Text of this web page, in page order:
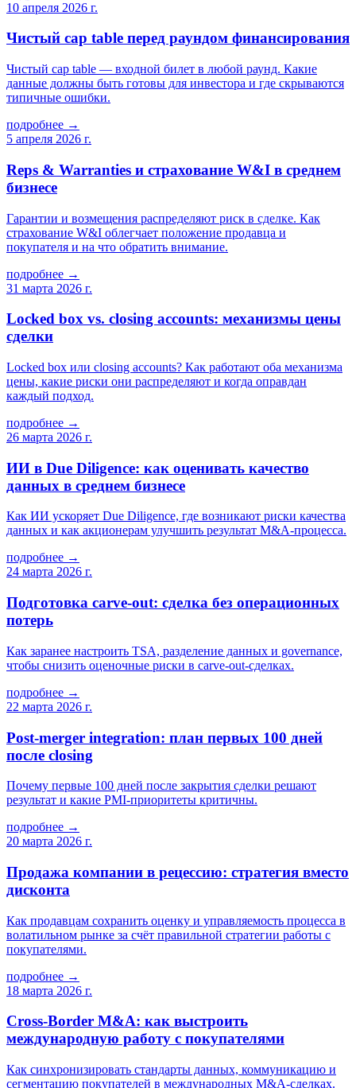
10 апреля 2026 г.
Чистый cap table перед раундом финансирования
Чистый cap table — входной билет в любой раунд. Какие
данные должны быть готовы для инвестора и где скрываются
типичные ошибки.
подробнее →
5 апреля 2026 г.
Reps & Warranties и страхование W&I в среднем
бизнесе
Гарантии и возмещения распределяют риск в сделке. Как
страхование W&I облегчает положение продавца и
покупателя и на что обратить внимание.
подробнее →
31 марта 2026 г.
Locked box vs. closing accounts: механизмы цены
сделки
Locked box или closing accounts? Как работают оба механизма
цены, какие риски они распределяют и когда оправдан
каждый подход.
подробнее →
26 марта 2026 г.
ИИ в Due Diligence: как оценивать качество
данных в среднем бизнесе
Как ИИ ускоряет Due Diligence, где возникают риски качества
данных и как акционерам улучшить результат M&A-процесса.
подробнее →
24 марта 2026 г.
Подготовка carve-out: сделка без операционных
потерь
Как заранее настроить TSA, разделение данных и governance,
чтобы снизить оценочные риски в carve-out-сделках.
подробнее →
22 марта 2026 г.
Post-merger integration: план первых 100 дней
после closing
Почему первые 100 дней после закрытия сделки решают
результат и какие PMI-приоритеты критичны.
подробнее →
20 марта 2026 г.
Продажа компании в рецессию: стратегия вместо
дисконта
Как продавцам сохранить оценку и управляемость процесса в
волатильном рынке за счёт правильной стратегии работы с
покупателями.
подробнее →
18 марта 2026 г.
Cross-Border M&A: как выстроить
международную работу с покупателями
Как синхронизировать стандарты данных, коммуникацию и
сегментацию покупателей в международных M&A-сделках.